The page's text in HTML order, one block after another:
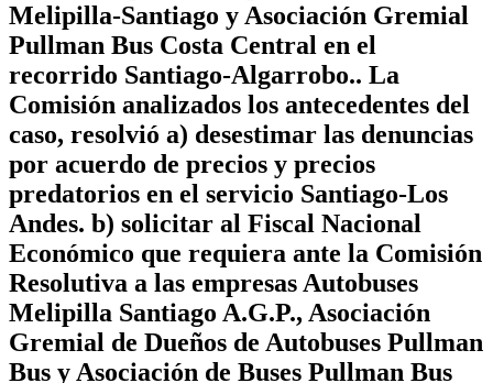
Melipilla-Santiago y Asociación Gremial
Pullman Bus Costa Central en el
recorrido Santiago-Algarrobo.. La
Comisión analizados los antecedentes del
caso, resolvió a) desestimar las denuncias
por acuerdo de precios y precios
predatorios en el servicio Santiago-Los
Andes. b) solicitar al Fiscal Nacional
Económico que requiera ante la Comisión
Resolutiva a las empresas Autobuses
Melipilla Santiago A.G.P., Asociación
Gremial de Dueños de Autobuses Pullman
Bus y Asociación de Buses Pullman Bus